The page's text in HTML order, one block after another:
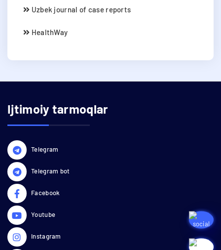
Uzbek journal of case reports
HealthWay
Ijtimoiy tarmoqlar
Telegram
Telegram bot
Facebook
Youtube
Instagram